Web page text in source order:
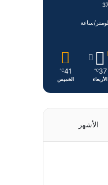
م
37
℃
الأربعاء
41
℃
الخميس
الأشهر